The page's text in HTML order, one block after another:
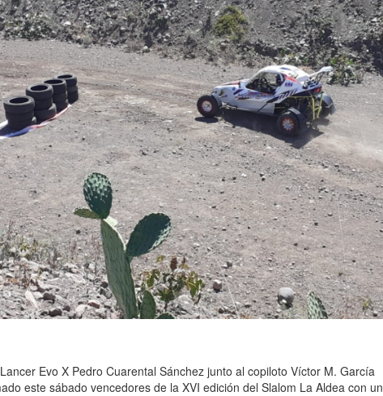
Evo X Pedro Cuarental Sánchez junto al copiloto Víctor M. García
este sábado vencedores de la XVI edición del Slalom La Aldea con un